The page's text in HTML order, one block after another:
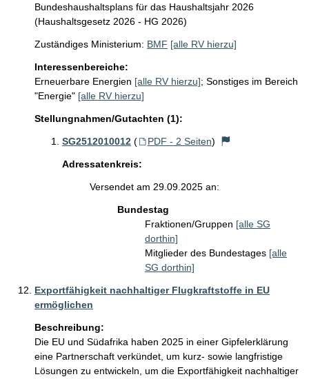
Bundeshaushaltsplans für das Haushaltsjahr 2026
(Haushaltsgesetz 2026 - HG 2026)
Zuständiges Ministerium: BMF [alle RV hierzu]
Interessenbereiche:
Erneuerbare Energien [alle RV hierzu]; Sonstiges im Bereich
"Energie" [alle RV hierzu]
Stellungnahmen/Gutachten (1):
SG2512010012 ( PDF - 2 Seiten)
Adressatenkreis:
Versendet am 29.09.2025 an:
Bundestag
Fraktionen/Gruppen [alle SG
dorthin]
Mitglieder des Bundestages [alle
SG dorthin]
Exportfähigkeit nachhaltiger Flugkraftstoffe in EU
ermöglichen
Beschreibung:
Die EU und Südafrika haben 2025 in einer Gipfelerklärung
eine Partnerschaft verkündet, um kurz- sowie langfristige
Lösungen zu entwickeln, um die Exportfähigkeit nachhaltiger